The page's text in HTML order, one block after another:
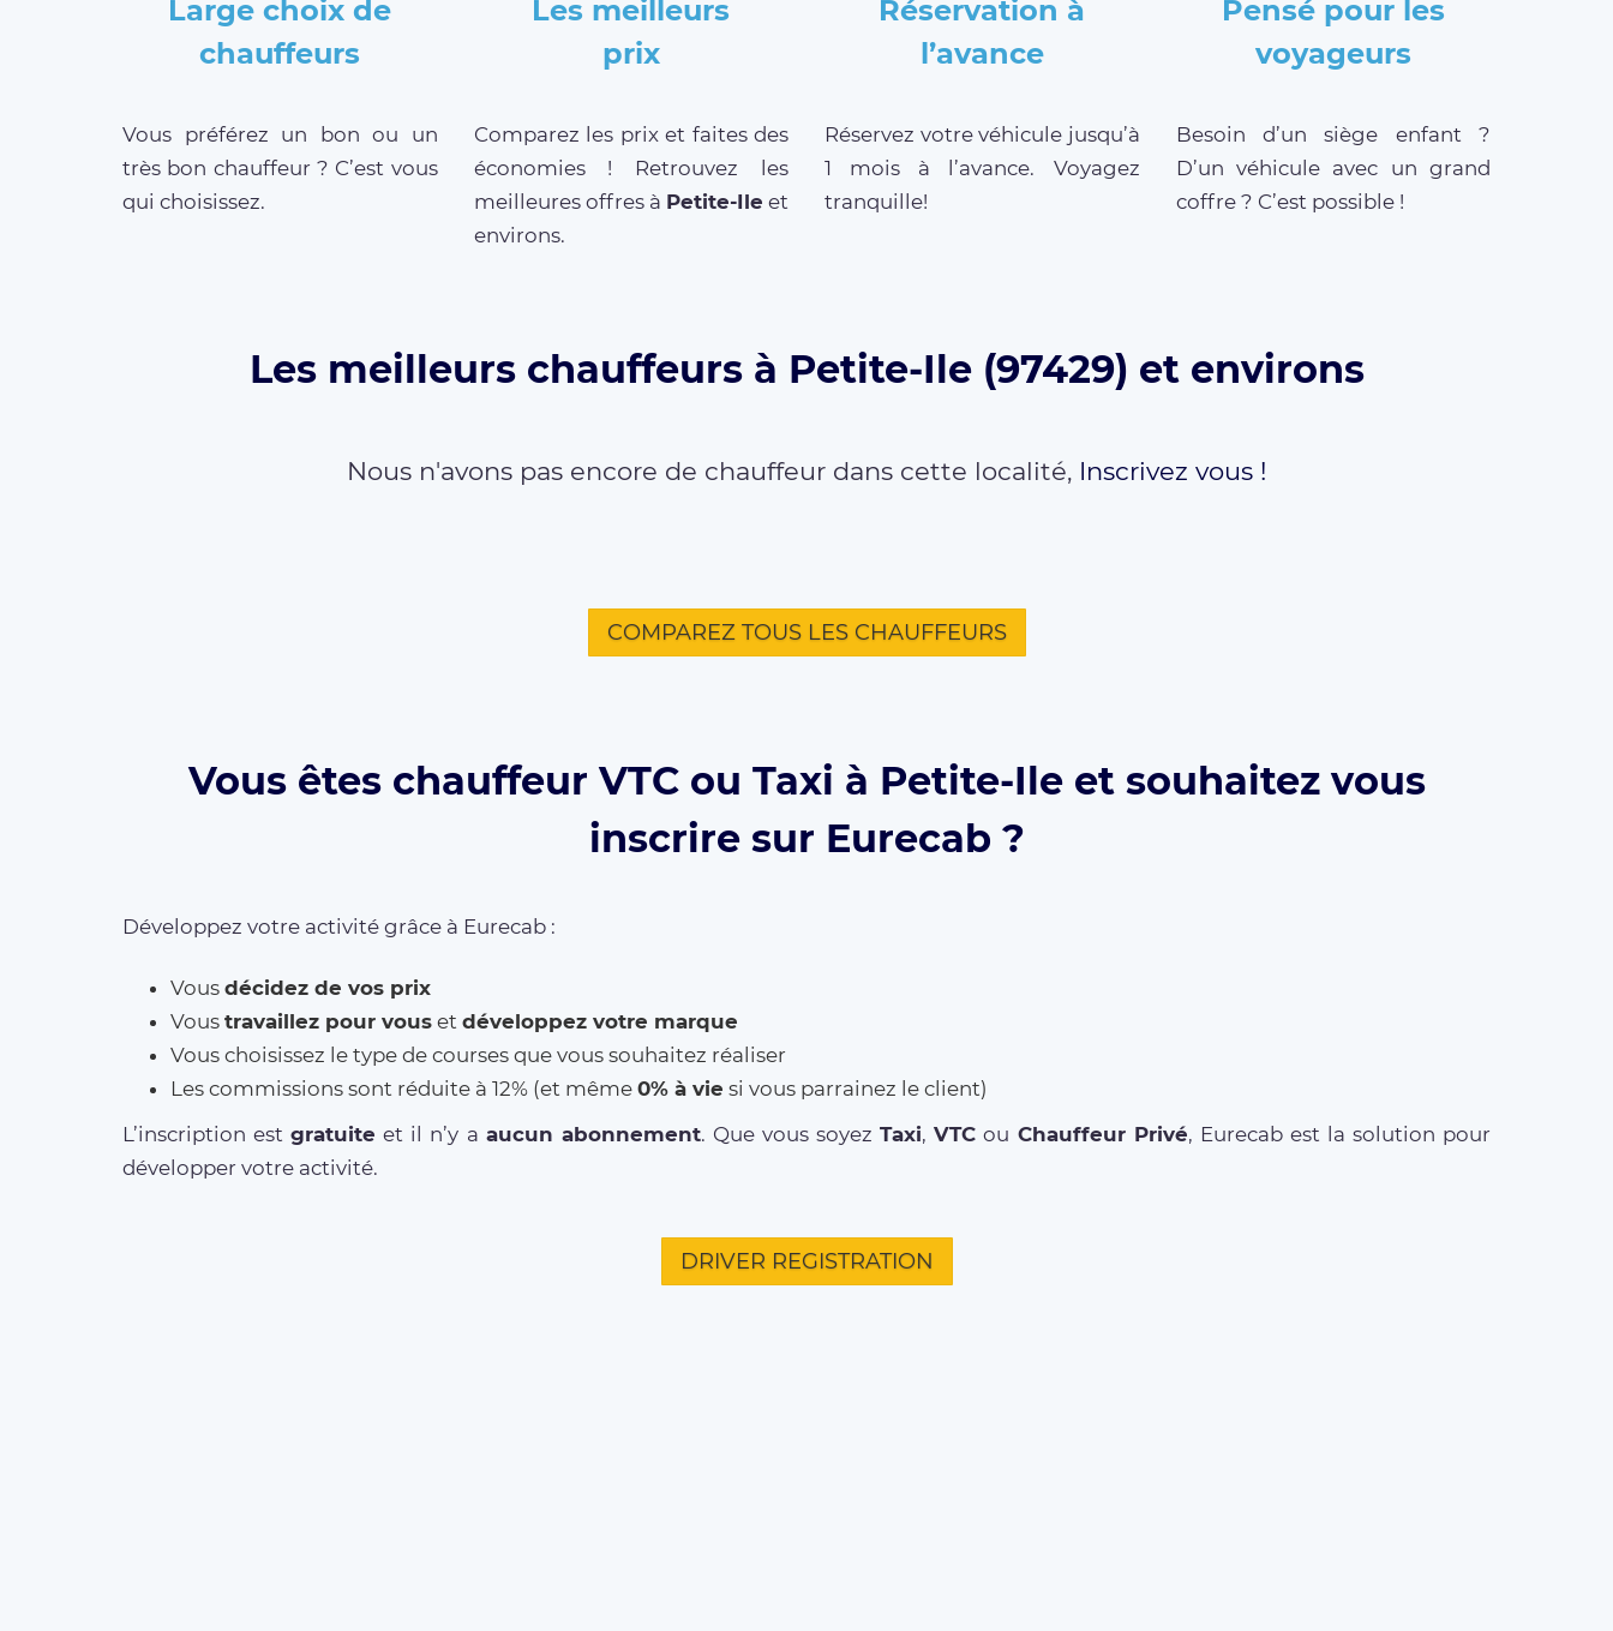
Large choix de
chauffeurs
Vous préférez un bon ou un
très bon chauffeur ? C’est vous
qui choisissez.
Les meilleurs
prix
Comparez les prix et faites des
économies ! Retrouvez les
meilleures offres à Petite-Ile et
environs.
Réservation à
l’avance
Réservez votre véhicule jusqu’à
1 mois à l’avance. Voyagez
tranquille!
Pensé pour les
voyageurs
Besoin d’un siège enfant ?
D’un véhicule avec un grand
coffre ? C’est possible !
Les meilleurs chauffeurs à Petite-Ile (97429) et environs
Nous n'avons pas encore de chauffeur dans cette localité, Inscrivez vous !
COMPAREZ TOUS LES CHAUFFEURS
Vous êtes chauffeur VTC ou Taxi à Petite-Ile et souhaitez vous
inscrire sur Eurecab ?
Développez votre activité grâce à Eurecab :
Vous décidez de vos prix
Vous travaillez pour vous et développez votre marque
Vous choisissez le type de courses que vous souhaitez réaliser
Les commissions sont réduite à 12% (et même 0% à vie si vous parrainez le client)
L’inscription estgratuite et il n’y a aucun abonnement. Que vous soyezTaxi,VTC ou Chauffeur Privé, Eurecab est la solution pour
développer votre activité.
DRIVER REGISTRATION